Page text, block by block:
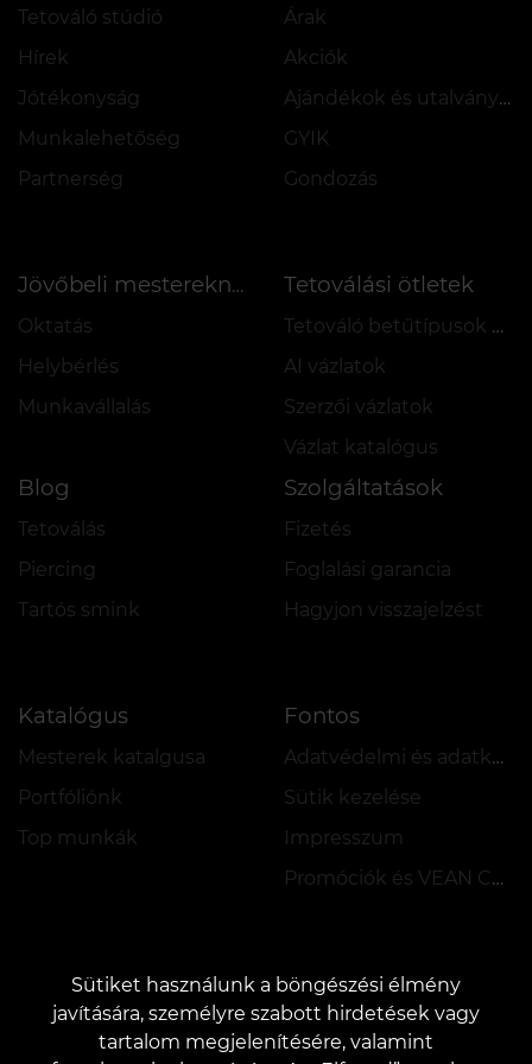
Tetováló stúdió
Hírek
Jótékonyság
Munkalehetőség
Partnerség
Árak
Akciók
Ajándékok és utalványok
GYIK
Gondozás
Jövőbeli mestereknek
Oktatás
Helybérlés
Munkavállalás
Tetoválási ötletek
Tetováló betűtípusok online
AI vázlatok
Szerzői vázlatok
Vázlat katalógus
Blog
Tetoválás
Piercing
Tartós smink
Szolgáltatások
Fizetés
Foglalási garancia
Hagyjon visszajelzést
Katalógus
Mesterek katalgusa
Portfóliónk
Top munkák
Fontos
Adatvédelmi és adatkezelési szabályzat
Sütik kezelése
Impresszum
Promóciók és VEAN COINS szabályzata
KAPCSOLAT
Sütiket használunk a böngészési élmény
javítására, személyre szabott hirdetések vagy
tartalom megjelenítésére, valamint